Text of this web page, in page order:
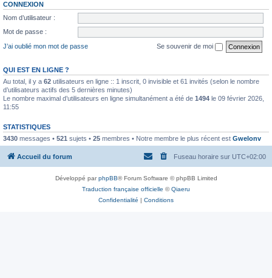
CONNEXION
Nom d’utilisateur :
Mot de passe :
J’ai oublié mon mot de passe
Se souvenir de moi
QUI EST EN LIGNE ?
Au total, il y a 62 utilisateurs en ligne :: 1 inscrit, 0 invisible et 61 invités (selon le nombre
d’utilisateurs actifs des 5 dernières minutes)
Le nombre maximal d’utilisateurs en ligne simultanément a été de 1494 le 09 février 2026,
11:55
STATISTIQUES
3430 messages • 521 sujets • 25 membres • Notre membre le plus récent est Gwelonv
Accueil du forum Fuseau horaire sur UTC+02:00
Développé parphpBB® Forum Software © phpBB Limited
Traduction française officielle ©Qiaeru
Confidentialité | Conditions